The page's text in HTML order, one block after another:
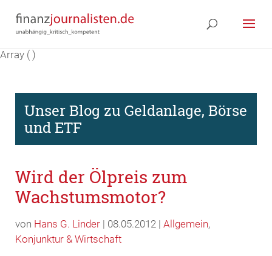
Array ( )
Unser Blog zu Geldanlage, Börse
und ETF
Wird der Ölpreis zum
Wachstumsmotor?
von Hans G. Linder| 08.05.2012 | Allgemein,
Konjunktur & Wirtschaft